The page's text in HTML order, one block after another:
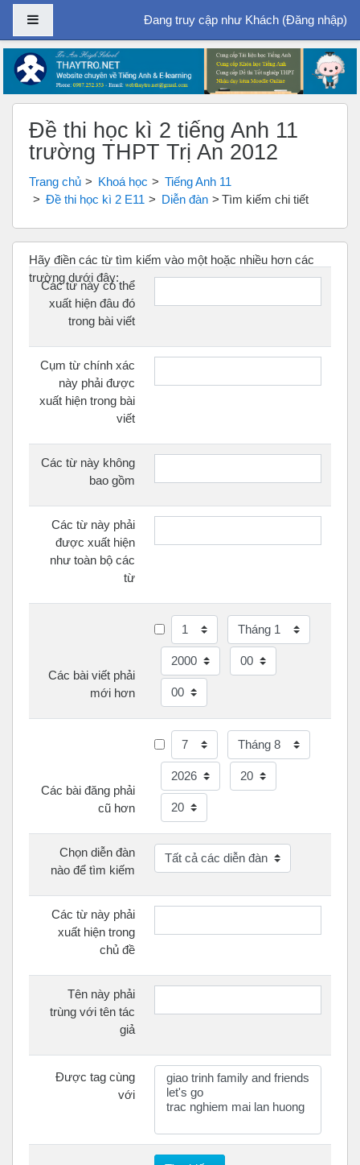
Chuyển tới nội dung chính
Bảng điều khiển cạnhĐang truy cập như Khách (Đăng nhập)
Đề thi học kì 2 tiếng Anh 11
trường THPT Trị An 2012
Trang chủ Khoá học
Tiếng Anh 11
Đề thi học kì 2 E11
Diễn đàn Tìm kiếm chi tiết
Hãy điền các từ tìm kiếm vào một hoặc nhiều hơn các
trường dưới đây:
Các từ này có thể
xuất hiện đâu đó
trong bài viết
Cụm từ chính xác
này phải được
xuất hiện trong bài
viết
Các từ này không
bao gồm
Các từ này phải
được xuất hiện
như toàn bộ các
từ
Các bài viết phải
mới hơn
Ngày Tháng
Năm Giờ
Phút
Các bài đăng phải
cũ hơn
Ngày Tháng
Năm Giờ
Phút
Chọn diễn đàn
nào để tìm kiếm
Các từ này phải
xuất hiện trong
chủ đề
Tên này phải
trùng với tên tác
giả
Được tag cùng
với